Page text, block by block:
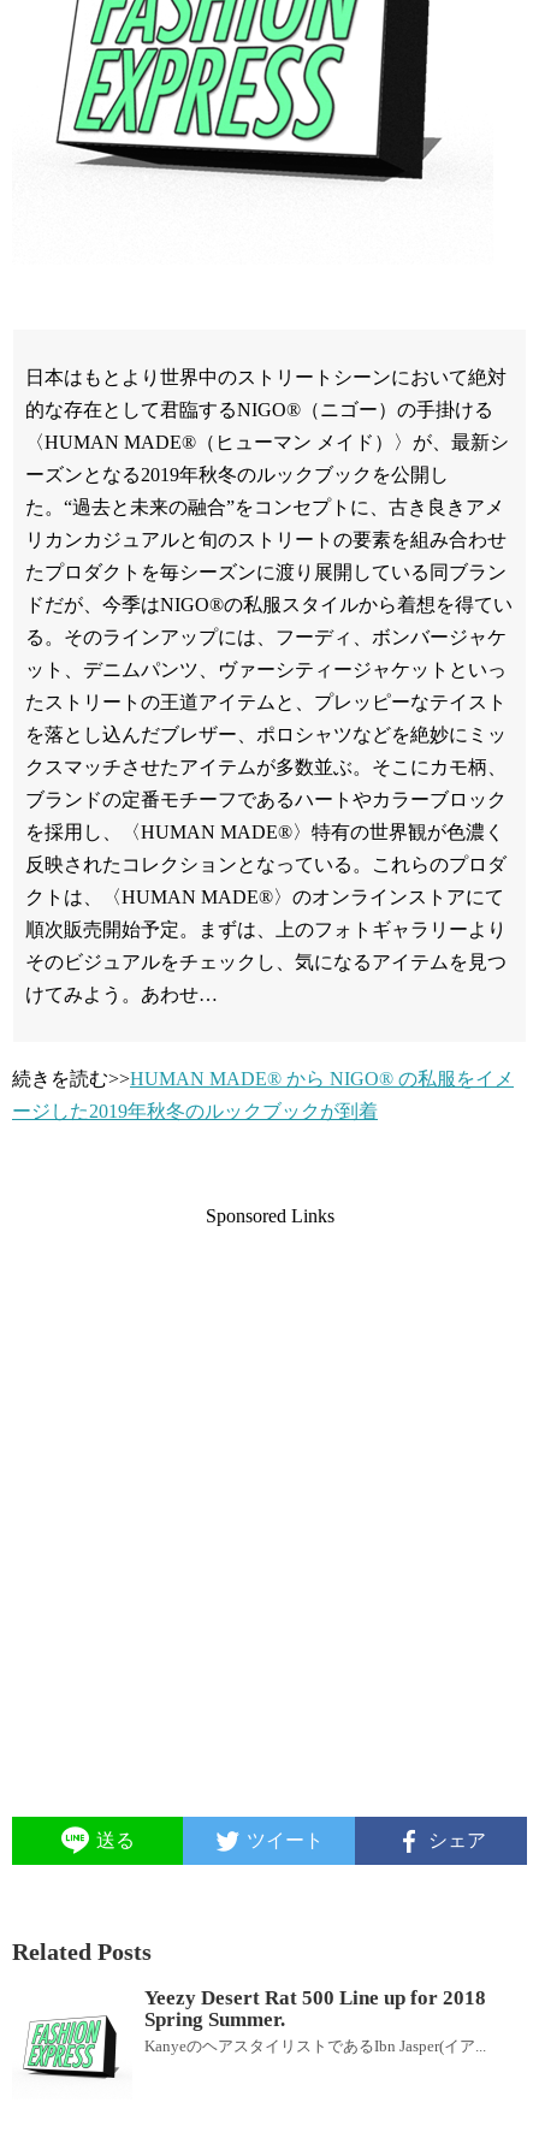
日本はもとより世界中のストリートシーンにおいて絶対
的な存在として君臨するNIGO®（ニゴー）の手掛ける
〈HUMAN MADE®️（ヒューマン メイド）〉が、最新シ
ーズンとなる2019年秋冬のルックブックを公開し
た。“過去と未来の融合”をコンセプトに、古き良きアメ
リカンカジュアルと旬のストリートの要素を組み合わせ
たプロダクトを毎シーズンに渡り展開している同ブラン
ドだが、今季はNIGO®の私服スタイルから着想を得てい
る。そのラインアップには、フーディ、ボンバージャケ
ット、デニムパンツ、ヴァーシティージャケットといっ
たストリートの王道アイテムと、プレッピーなテイスト
を落とし込んだブレザー、ポロシャツなどを絶妙にミッ
クスマッチさせたアイテムが多数並ぶ。そこにカモ柄、
ブランドの定番モチーフであるハートやカラーブロック
を採用し、〈HUMAN MADE®️〉特有の世界観が色濃く
反映されたコレクションとなっている。これらのプロダ
クトは、〈HUMAN MADE®️〉のオンラインストアにて
順次販売開始予定。まずは、上のフォトギャラリーより
そのビジュアルをチェックし、気になるアイテムを見つ
けてみよう。あわせ…
続きを読む>>HUMAN MADE® から NIGO®️ の私服をイメ
ージした2019年秋冬のルックブックが到着
Sponsored Links
送る ツイート シェア
Related Posts
Yeezy Desert Rat 500 Line up for 2018
Spring Summer.
KanyeのヘアスタイリストであるIbn Jasper(イア...